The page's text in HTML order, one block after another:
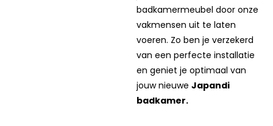
je nieuwe douche, bad of
badkamermeubel door onze
vakmensen uit te laten
voeren. Zo ben je verzekerd
van een perfecte installatie
en geniet je optimaal van
jouw nieuwe